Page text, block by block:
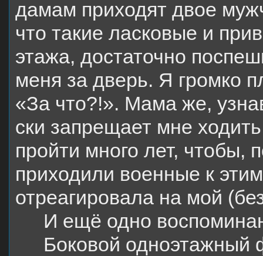
дамам приходят двое
что такие ласковые и
этажа, достаточно
меня за дверь. Я громко
«За что?!». Мама же,
ски запрещает мне
пройти много лет, чтобы,
приходили военные к
отреагировала на мой
И ещё одно
Боковой одноэтажный